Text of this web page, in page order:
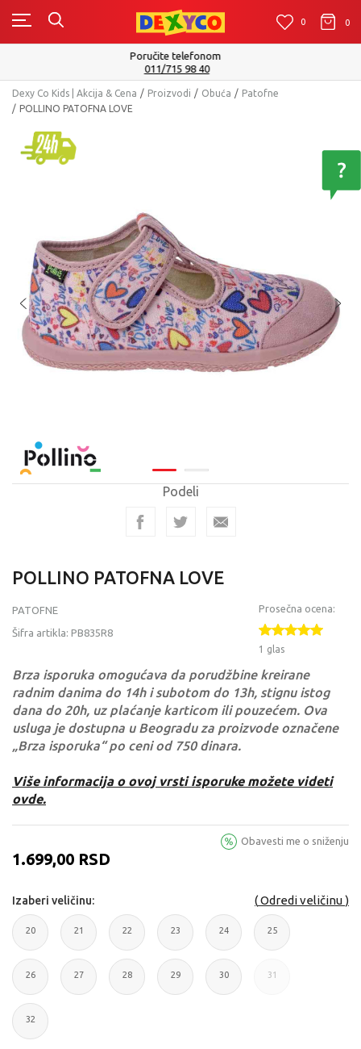
0 0 0
Isporuku možete očekivati u roku od 2 do 4 radna dana!
Pogledaj više
Dexy Co Kids | Akcija & Cena Proizvodi Obuća
Patofne
POLLINO PATOFNA LOVE
Podeli
POLLINO PATOFNA LOVE
PATOFNE
Šifra artikla: PB835R8
Prosečna ocena:
1 glas
Brza isporuka omogućava da porudžbine kreirane
radnim danima do 14h i subotom do 13h, stignu istog
dana do 20h, uz plaćanje karticom ili pouzećem. Ova
usluga je dostupna u Beogradu za proizvode označene
„Brza isporuka“ po ceni od 750 dinara.
Više informacija o ovoj vrsti isporuke možete videti
ovde.
1.699,00 RSD
Obavesti me o sniženju
Odredi veličinu
Izaberi veličinu:
20
20
21
21
22
22
23
23
24
24
25
26
26
27 28 29 30 31
32